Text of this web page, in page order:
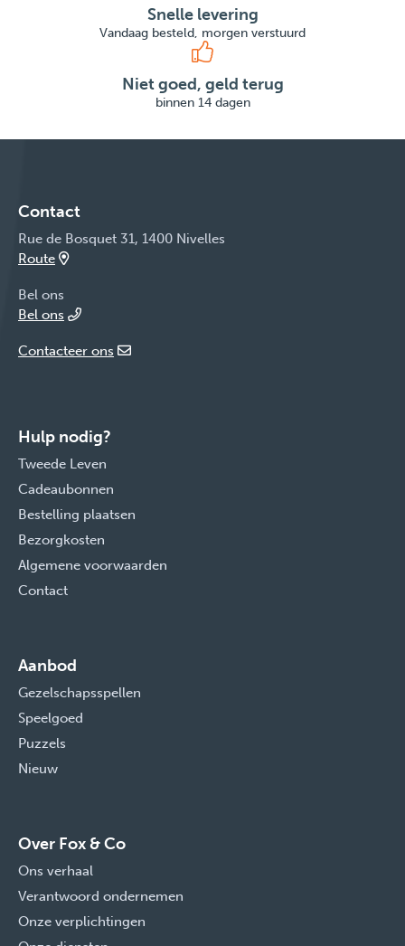
Snelle levering
Vandaag besteld, morgen verstuurd
Niet goed, geld terug
binnen 14 dagen
Contact
Rue de Bosquet 31, 1400 Nivelles
Route
Bel ons
Bel ons
Contacteer ons
Hulp nodig?
Tweede Leven
Cadeaubonnen
Bestelling plaatsen
Bezorgkosten
Algemene voorwaarden
Contact
Aanbod
Gezelschapsspellen
Speelgoed
Puzzels
Nieuw
Over Fox & Co
Ons verhaal
Verantwoord ondernemen
Onze verplichtingen